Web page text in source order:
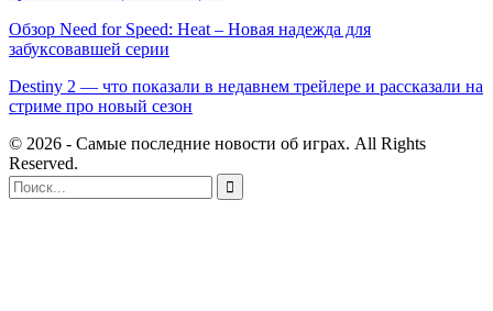
Обзор Need for Speed: Heat – Новая надежда для
забуксовавшей серии
Destiny 2 — что показали в недавнем трейлере и рассказали на
стриме про новый сезон
© 2026 - Самые последние новости об играх. All Rights
Reserved.